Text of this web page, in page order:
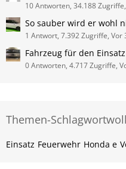
10 Antworten, 34.188
So sauber wird er wohl
1 Antwort, 7.392 Zugriffe, Vor
Fahrzeug für den
0 Antworten, 4.717 Zugriffe,
Themen-
Einsatz Feuerwehr Honda e